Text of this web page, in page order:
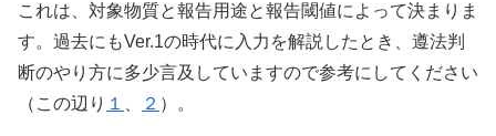
これは、対象物質と報告用途と報告閾値によって決まりま
す。過去にもVer.1の時代に入力を解説したとき、遵法判
断のやり方に多少言及していますので参考にしてください
（この辺り １ ２ ）。